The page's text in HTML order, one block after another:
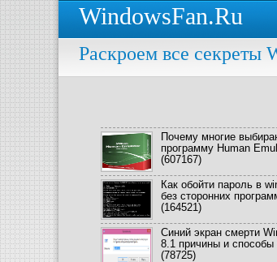
WindowsFan.Ru
Раскроем все секреты
Почему многие
программу Human
(607167)
Как обойти пароль в
без сторонних
(164521)
Синий экран смерти
8.1 причины и способы
(78725)